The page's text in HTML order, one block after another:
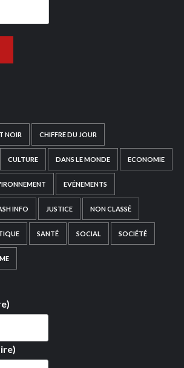
NOIR CHIFFRE DU JOUR
CULTURE DANS LE MONDE ECONOMIE
EVÉNEMENTS
INFO JUSTICE NON CLASSÉ
SANTÉ SOCIAL SOCIÉTÉ